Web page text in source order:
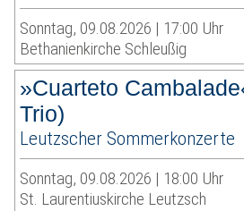
Sonntag, 09.08.2026 | 17:00 Uhr
Bethanienkirche Schleußig
»Cuarteto
Trio)
Leutzscher Sommerkonzerte
Sonntag, 09.08.2026 | 18:00 Uhr
St. Laurentiuskirche Leutzsch